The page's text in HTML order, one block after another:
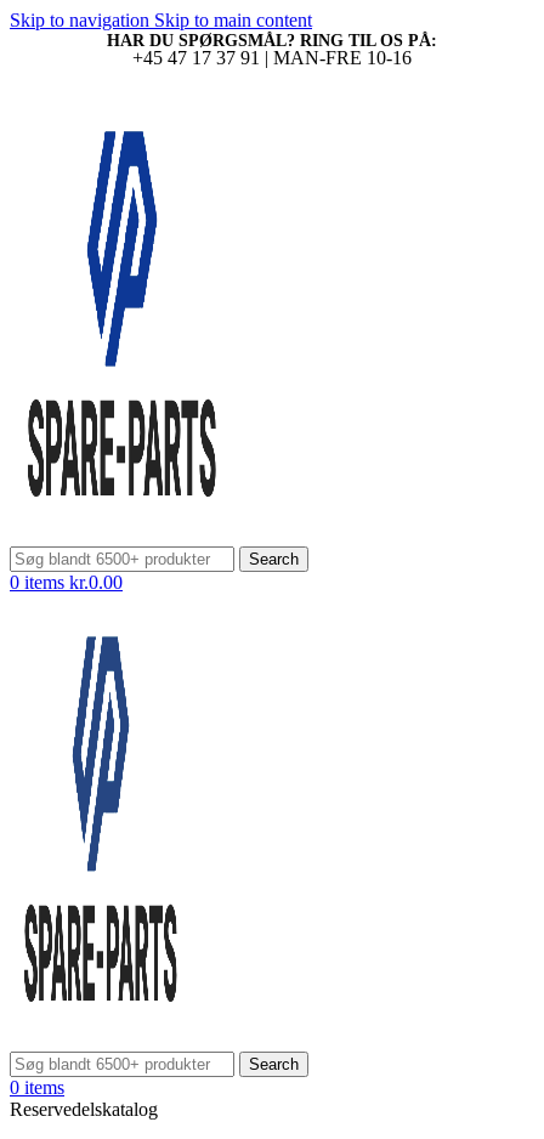
Skip to navigation Skip to main content
HAR DU SPØRGSMÅL? RING TIL OS PÅ:
+45 47 17 37 91 | MAN-FRE 10-16
Search
0 items kr.0.00
Search
0 items
Reservedelskatalog